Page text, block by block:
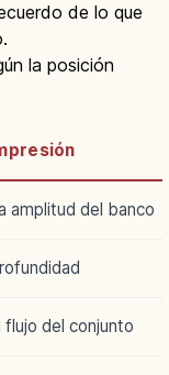
de lo que
la posición
amplitud del banco
flujo del conjunto